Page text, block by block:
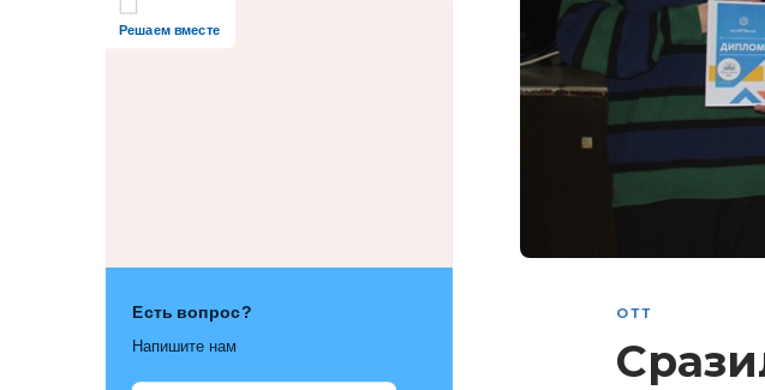
ОТТ
Решаем вместе
Есть вопрос?
Напишите нам